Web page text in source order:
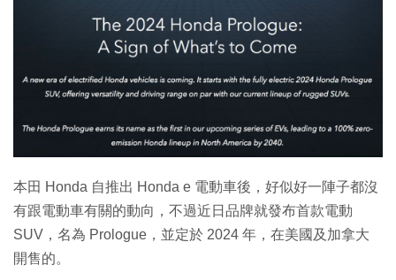
本田 Honda 自推出 Honda e 電動車後，好似好一陣子都沒
有跟電動車有關的動向，不過近日品牌就發布首款電動
SUV，名為 Prologue，並定於 2024 年，在美國及加拿大
開售的。